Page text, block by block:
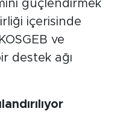
güçlendirmek
içerisinde
ve
destek ağı